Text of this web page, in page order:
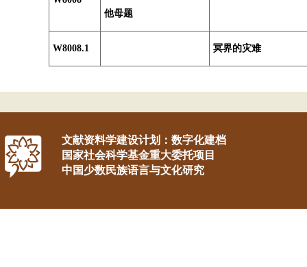
他母题
W8008.1 冥界的灾难
文献资料学建设计划：数字化建档
国家社会科学基金重大委托项目
中国少数民族语言与文化研究